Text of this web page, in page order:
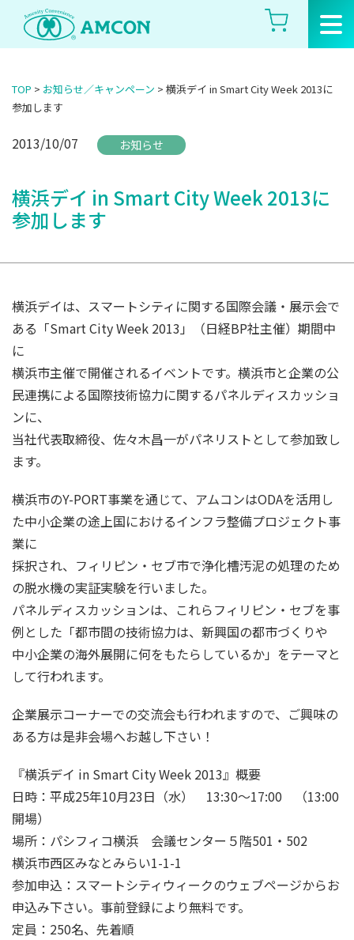
Skip
the
TOP > お知らせ／キャンペーン > 横浜デイ in Smart City Week 2013に
参加します
2013/10/07 お知らせ
横浜デイ in Smart City Week 2013に
参加します
横浜デイは、スマートシティに関する国際会議・展示会で
ある「Smart City Week 2013」（日経BP社主催）期間中
に
横浜市主催で開催されるイベントです。横浜市と企業の公
民連携による国際技術協力に関するパネルディスカッショ
ンに、
当社代表取締役、佐々木昌一がパネリストとして参加致し
ます。
横浜市のY-PORT事業を通じて、アムコンはODAを活用し
た中小企業の途上国におけるインフラ整備プロジェクト事
業に
採択され、フィリピン・セブ市で浄化槽汚泥の処理のため
の脱水機の実証実験を行いました。
パネルディスカッションは、これらフィリピン・セブを事
例とした「都市間の技術協力は、新興国の都市づくりや
中小企業の海外展開に何をもたらしているか」をテーマと
して行われます。
企業展示コーナーでの交流会も行われますので、ご興味の
ある方は是非会場へお越し下さい！
『横浜デイ in Smart City Week 2013』概要
日時：平成25年10月23日（水） 13:30～17:00 （13:00
開場）
場所：パシフィコ横浜 会議センター５階501・502
横浜市西区みなとみらい1-1-1
参加申込：スマートシティウィークのウェブページからお
申込み下さい。事前登録により無料です。
定員：250名、先着順